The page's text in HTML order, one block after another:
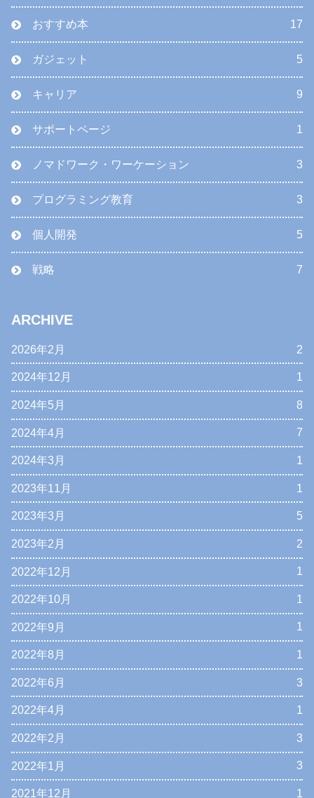
おすすめ本 17
ガジェット 5
キャリア 9
サポートページ 1
ノマドワーク・ワーケーション 3
プログラミング教育 3
個人開発 5
戦略 7
ARCHIVE
2026年2月 2
2024年12月 1
2024年5月 8
2024年4月 7
2024年3月 1
2023年11月 1
2023年3月 5
2023年2月 2
2022年12月 1
2022年10月 1
2022年9月 1
2022年8月 1
2022年6月 3
2022年4月 1
2022年2月 3
2022年1月 3
2021年12月 1